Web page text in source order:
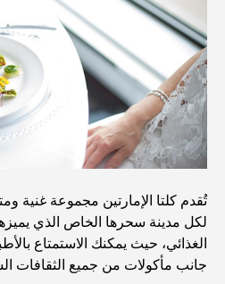
أفضل مدارس البكالوريا الدولية
الأمور
المخطط الرئيسي لتلال دبي: رؤية
مطعم دار أوبرا دبي: حيث يلتقي
أغلى ماركات البدلات التي تُعرّف
مطاعم شاطئ J1: وجهة دبي الجديدة لتناول الطعام الفاخر
تُقدم كلتا الإمارتين مجموعة غنية
لكل مدينة سحرها الخاص الذي
الغذائي، حيث يمكنك الاستمتاع
جانب مأكولات من جميع الثقافات